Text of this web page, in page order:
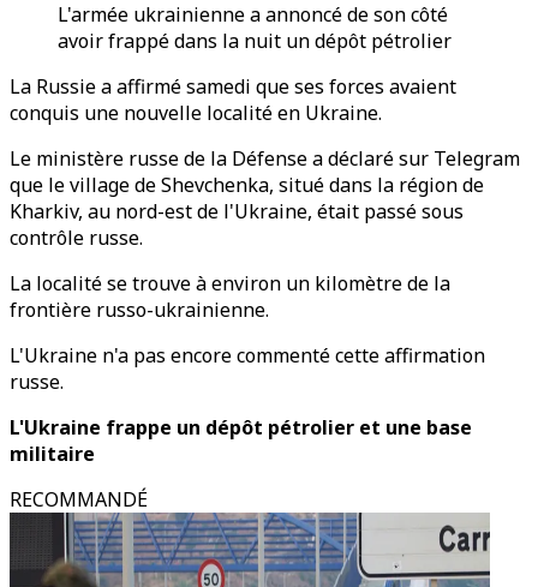
L'armée ukrainienne a annoncé de son côté
avoir frappé dans la nuit un dépôt pétrolier
La Russie a affirmé samedi que ses forces avaient
conquis une nouvelle localité en Ukraine.
Le ministère russe de la Défense a déclaré sur Telegram
que le village de Shevchenka, situé dans la région de
Kharkiv, au nord-est de l'Ukraine, était passé sous
contrôle russe.
La localité se trouve à environ un kilomètre de la
frontière russo-ukrainienne.
L'Ukraine n'a pas encore commenté cette affirmation
russe.
L'Ukraine frappe un dépôt pétrolier et une base
militaire
RECOMMANDÉ